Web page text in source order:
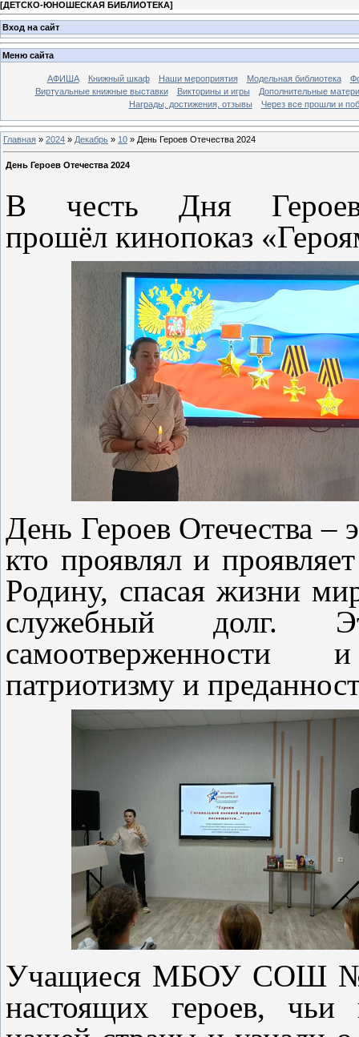
[ДЕТСКО-ЮНОШЕСКАЯ БИБЛИОТЕКА]
Вход на сайт
Меню сайта
АФИША Книжный шкаф Наши мероприятия Модельная библиотека
Виртуальные книжные выставки
Викторины и игры
Дополнительные
Награды, достижения, отзывы
Через все прошли и
Главная » 2024 » Декабрь » 10 » День Героев Отечества 2024
День Героев Отечества 2024
В честь Дня Героев
прошёл кинопоказ
День Героев Отечества –
кто проявлял и
Родину, спасая жизни
служебный долг.
самоотверженности
патриотизму и
Учащиеся МБОУ СОШ №2
настоящих героев,